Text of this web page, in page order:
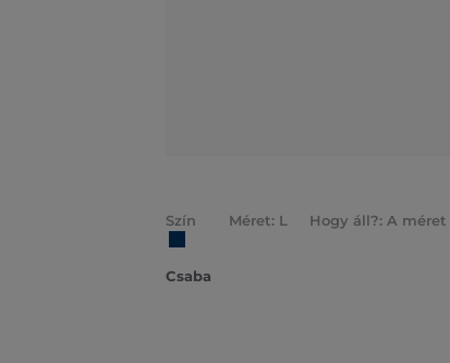
Szín Méret: L Hogy áll?: A
Csaba